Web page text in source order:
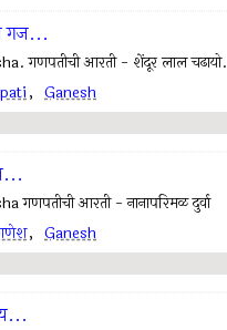
गज...
गणपतीची आरती - शेंदूर लाल चढायो.
, Ganesh
आरती - नानापरिमळ दुर्वा
, Ganesh